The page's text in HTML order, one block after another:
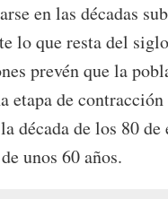
en las décadas
lo que resta del
prevén que la
etapa de
década de los 80 de
unos 60 años.